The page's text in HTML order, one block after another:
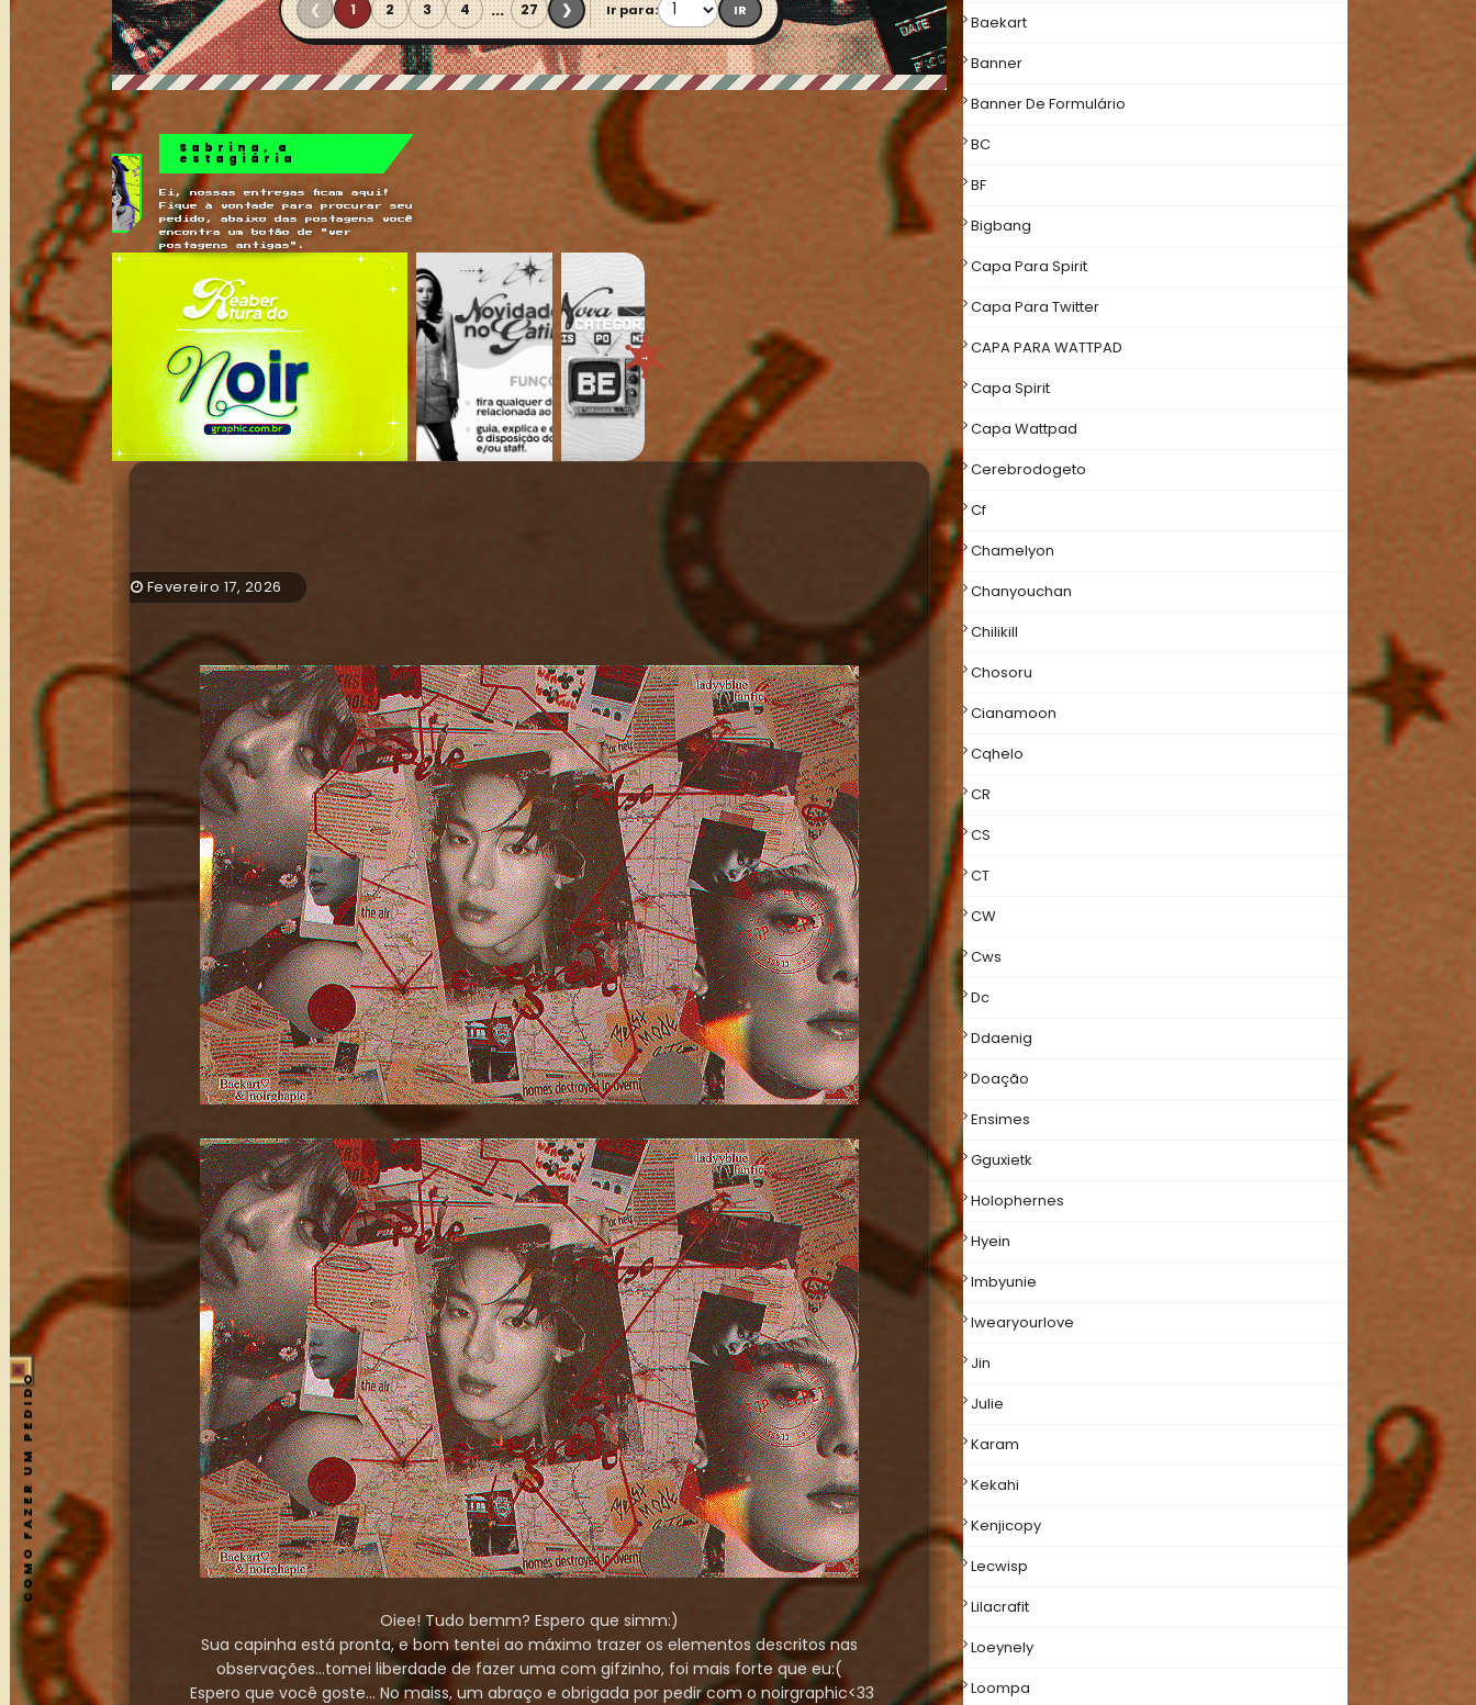
❮ 1 2 3 4 ... 27 ❯ Ir para: IR
Sabrina, a
estagiária
Ei, nossas entregas ficam aqui!
Fique à vontade para procurar seu
pedido, abaixo das postagens você
encontra um botão de "ver
postagens antigas".
← →
Fevereiro 17, 2026
Oiee! Tudo bemm? Espero que simm:)
Sua capinha está pronta, e bom tentei ao máximo trazer os elementos descritos nas
observações...tomei liberdade de fazer uma com gifzinho, foi mais forte que eu:(
Espero que você goste... No maiss, um abraço e obrigada por pedir com o noirgraphic<33
Baekart
Banner
Banner De Formulário
BC
BF
Bigbang
Capa Para Spirit
Capa Para Twitter
CAPA PARA WATTPAD
Capa Spirit
Capa Wattpad
Cerebrodogeto
Cf
Chamelyon
Chanyouchan
Chilikill
Chosoru
Cianamoon
Cqhelo
CR
CS
CT
CW
Cws
Dc
Ddaenig
Doação
Ensimes
Gguxietk
Holophernes
Hyein
Imbyunie
Iwearyourlove
Jin
Julie
Karam
Kekahi
Kenjicopy
Lecwisp
Lilacrafit
Loeynely
Loompa
COMO FAZER UM PEDIDO